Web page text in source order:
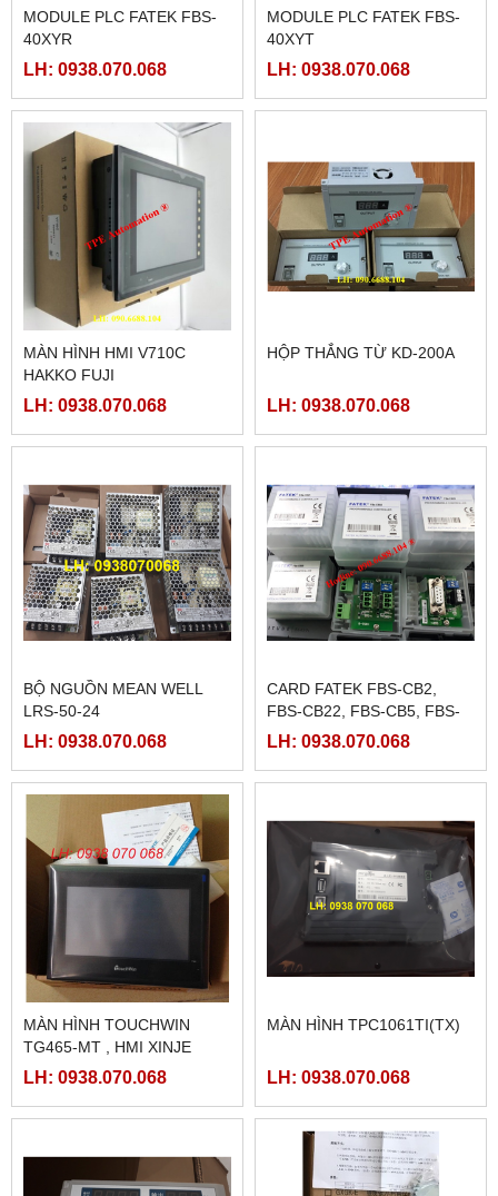
MODULE PLC FATEK FBS-
40XYR
LH: 0938.070.068
MODULE PLC FATEK FBS-
40XYT
LH: 0938.070.068
MÀN HÌNH HMI V710C
HAKKO FUJI
LH: 0938.070.068
HỘP THẮNG TỪ KD-200A
LH: 0938.070.068
BỘ NGUỒN MEAN WELL
LRS-50-24
LH: 0938.070.068
CARD FATEK FBS-CB2,
FBS-CB22, FBS-CB5, FBS-
CB25, FBS-CB55
LH: 0938.070.068
MÀN HÌNH TOUCHWIN
TG465-MT , HMI XINJE
TG465-MT
LH: 0938.070.068
MÀN HÌNH TPC1061TI(TX)
LH: 0938.070.068